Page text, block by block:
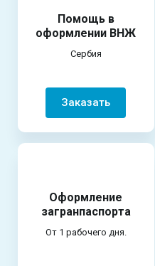
Помощь в
оформлении ВНЖ
Сербия
Заказать
Оформление
загранпаспорта
От 1 рабочего дня.